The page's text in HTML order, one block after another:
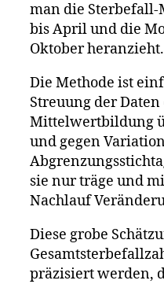
man die
bis April und die
Oktober heranzieht.
Die Methode ist
Streuung der
Mittelwertbildung
und gegen
sie nur träge und
Nachlauf
Diese grobe
präzisiert werden,